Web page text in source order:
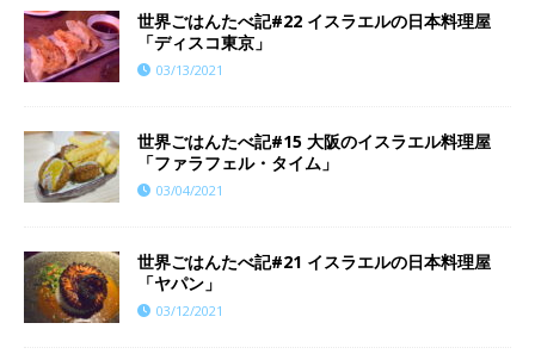
世界ごはんたべ記#22 イスラエルの日本料理屋
「ディスコ東京」
03/13/2021
世界ごはんたべ記#15 大阪のイスラエル料理屋
「ファラフェル・タイム」
03/04/2021
世界ごはんたべ記#21 イスラエルの日本料理屋
「ヤパン」
03/12/2021